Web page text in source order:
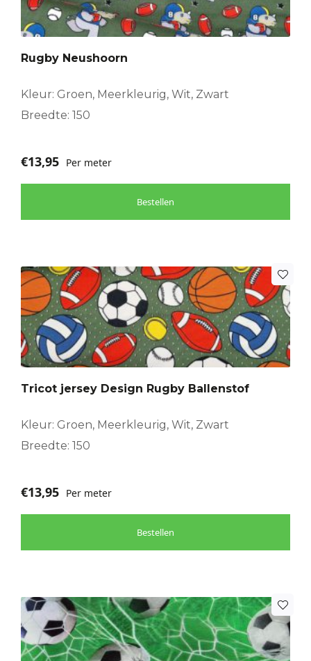
Rugby Neushoorn
Kleur: Groen, Meerkleurig, Wit, Zwart
Breedte: 150
€13,95 Per meter
Bestellen
Tricot jersey Design Rugby Ballenstof
Kleur: Groen, Meerkleurig, Wit, Zwart
Breedte: 150
€13,95 Per meter
Bestellen